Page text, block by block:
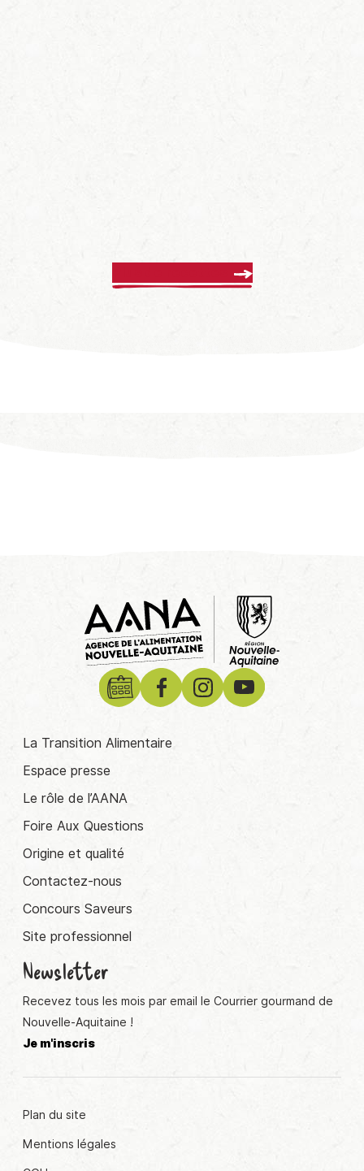
La Transition Alimentaire
Espace presse
Le rôle de l’AANA
Foire Aux Questions
Origine et qualité
Contactez-nous
Concours Saveurs
Site professionnel
Newsletter
Recevez tous les mois par email le Courrier gourmand de
Nouvelle-Aquitaine !
Je m'inscris
Plan du site
Mentions légales